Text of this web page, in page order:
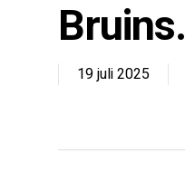
Bruins.
19 juli 2025